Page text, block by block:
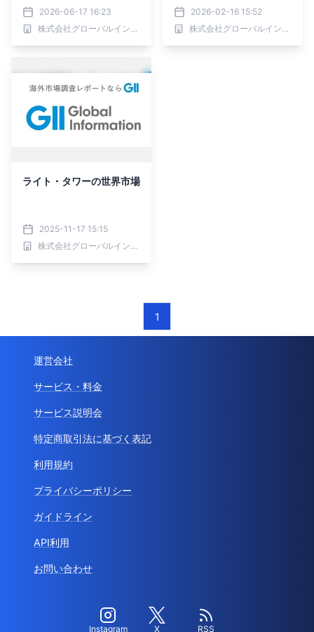
ー別、流通チャネル別―2
026-2032年の世界市場
予測
2026-06-17 16:23
株式会社グローバルインフォメーション
別、出力別、流通チャネル
別 - 世界予測、2025年～
2032年
2026-02-16 15:52
株式会社グローバルインフォメーション
ライト・タワーの世界市場
2025-11-17 15:15
株式会社グローバルインフォメーション
1
運営会社
サービス・料金
サービス説明会
特定商取引法に基づく表記
利用規約
プライバシーポリシー
ガイドライン
API利用
お問い合わせ
Instagram X RSS